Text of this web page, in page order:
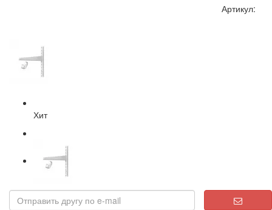
Артикул:
Хит